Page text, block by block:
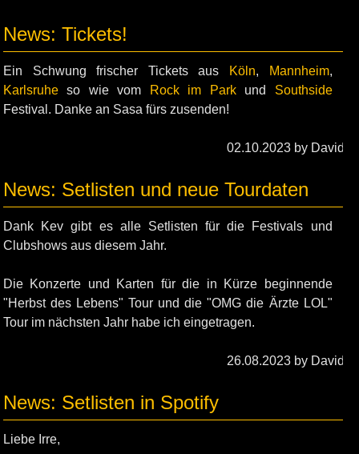
News: Tickets!
Ein Schwung frischer Tickets aus Köln, Mannheim,
Karlsruhe so wie vom Rock im Parkund Southside
Festival. Danke an Sasa fürs zusenden!
02.10.2023 by David
News: Setlisten und neue Tourdaten
Dank Kev gibt es alle Setlisten für die Festivals und
Clubshows aus diesem Jahr.
Die Konzerte und Karten für die in Kürze beginnende
"Herbst des Lebens" Tour und die "OMG die Ärzte LOL"
Tour im nächsten Jahr habe ich eingetragen.
26.08.2023 by David
News: Setlisten in Spotify
Liebe Irre,